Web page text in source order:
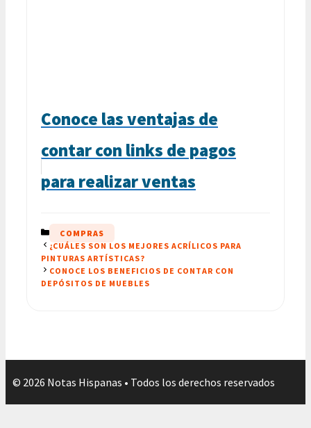
Conoce las ventajas de
contar con links de pagos
para realizar ventas
CATEGORÍAS
COMPRAS
¿CUÁLES SON LOS MEJORES ACRÍLICOS PARA
PINTURAS ARTÍSTICAS?
CONOCE LOS BENEFICIOS DE CONTAR CON
DEPÓSITOS DE MUEBLES
© 2026 Notas Hispanas • Todos los derechos reservados